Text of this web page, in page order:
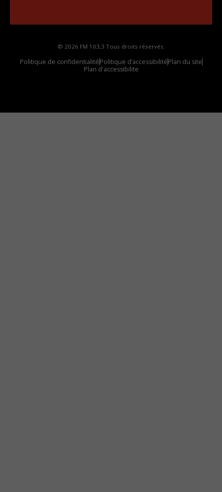
© 2026 FM 103,3 Tous droits réservés.
Politique de confidentialitéPolitique d’accessibilitéPlan du site
Plan d'accessibilite